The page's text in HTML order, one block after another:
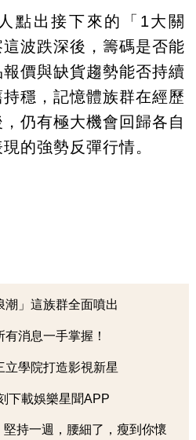
點出接下來的「1大關
波跌深後，籌碼是否能
價與缺貨趨勢能否持續
穩，記憶體族群在經歷
仍有極大機會回歸各自
的強勢反彈行情。
潮」這族群全面噴出
消息一手掌握！
立學院打造影視新星
下載娛樂星聞APP
持一週，腰細了，瘦到你懷